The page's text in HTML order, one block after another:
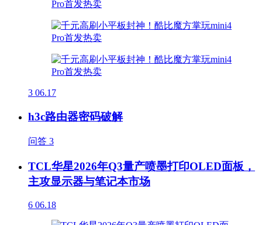
3 06.17
h3c路由器密码破解
问答 3
TCL华星2026年Q3量产喷墨打印OLED面板，
主攻显示器与笔记本市场
6 06.18